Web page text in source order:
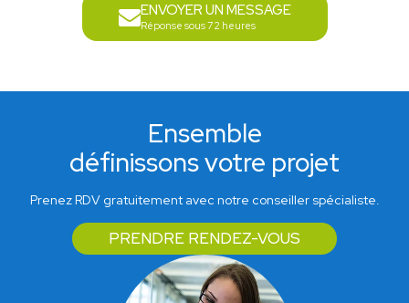
ENVOYER UN MESSAGE
Réponse sous 72 heures
Ensemble
définissons votre projet
Prenez RDV gratuitement avec notre conseiller spécialiste.
PRENDRE RENDEZ-VOUS